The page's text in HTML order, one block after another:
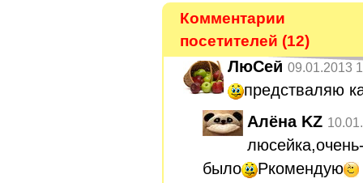
Комментарии
посетителей (12)
ЛюСей 09.01.2013
предстваляю
Алёна KZ
было
Ркомендую